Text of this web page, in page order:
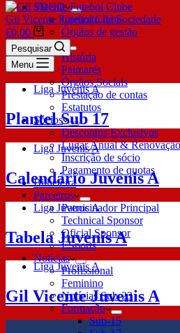
SDUQ
Contrato de Sociedade
Órgãos de gestão
Clube
História
Palmarés
Órgãos Sociais
Prestação de contas
Estatutos
Sócios
Descontos Exclusivos
Lugar Anual & Renovação
Inscrição de sócio
Pagamento de quotas
Bilheteira
Parceiros
Patrocinador Principal
Technical Sponsor
Oficial Sponsor
ESports
Notícias
Profissional
Feminino
Notícias Sub-23
Formação
Sub-15
Gil Vicente Futebol Clube
€0,00
Pesquisar
Menu
Liga Juvenis A
Plantel Sub 17
Liga Juvenis A
Calendário Juvenis A
Liga Juvenis A
Tabela Juvenis A
Liga Juvenis A
Gil Vicente Juvenis A